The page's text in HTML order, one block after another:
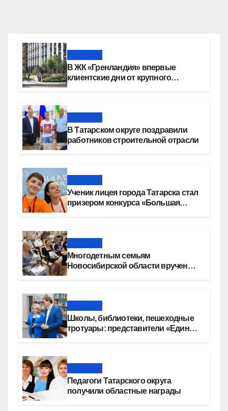
В ЖК «Гренландия» впервые
клиентские дни от крупного
В Татарском округе поздравили
работников строительной отрасли
Ученик лицея города Татарска стал
призером конкурса «Большая
Многодетным семьям
Новосибирской области вручены
Школы, библиотеки, пешеходные
тротуары: представители «Единой
Педагоги Татарского округа
получили областные награды